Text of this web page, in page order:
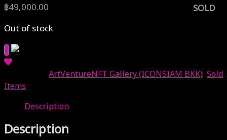
฿49,000.00
SOLD
Out of stock
ArtVentureNFT Gallery (ICONSIAM BKK) Sold
Items
Description
Description